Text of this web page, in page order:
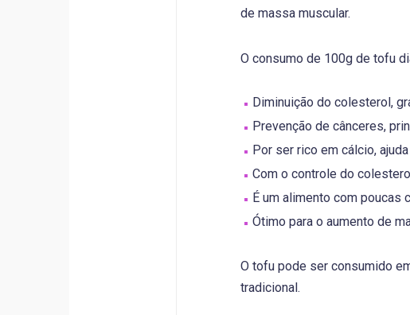
de massa muscular.
O consumo de 100g de tofu
Diminuição do colesterol,
Prevenção de cânceres,
Por ser rico em cálcio,
Com o controle do
É um alimento com
Ótimo para o aumento de
O tofu pode ser consumido
tradicional.